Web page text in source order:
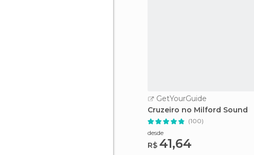
GetYourGuide
Cruzeiro no Milford Sound
(100)
desde
R$ 41,64